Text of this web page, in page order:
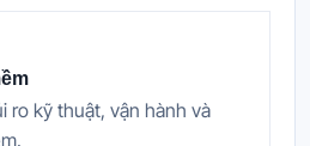
ro kỹ thuật, vận hành và